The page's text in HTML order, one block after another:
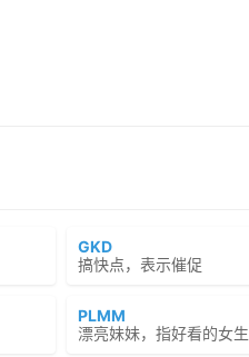
GKD
搞快点，表示催促
PLMM
漂亮妹妹，指好看的女生